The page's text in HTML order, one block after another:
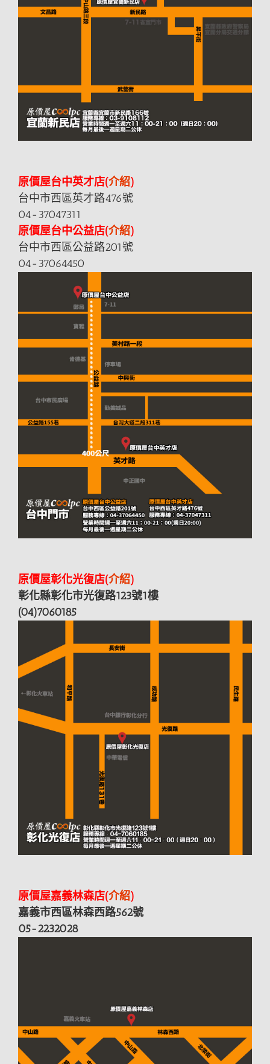
原價屋台中英才店(介紹)
台中市西區英才路476號
04-37047311
原價屋台中公益店(介紹)
台中市西區公益路201號
04-37064450
原價屋彰化光復店(介紹)
彰化縣彰化市光復路123號1樓
(04)7060185
原價屋嘉義林森店(介紹)
嘉義市西區林森西路562號
05-2232028